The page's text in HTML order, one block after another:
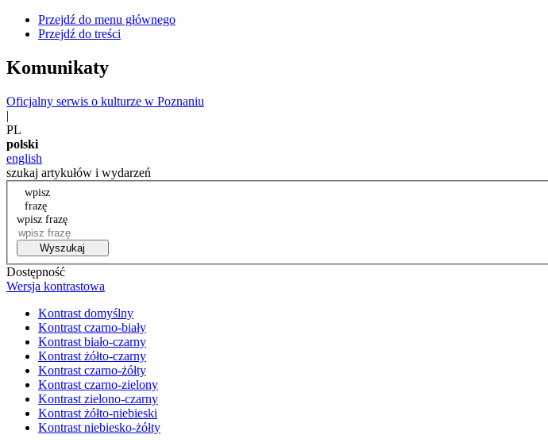
Przejdź do menu głównego
Przejdź do treści
Komunikaty
Oficjalny serwis o kulturze w Poznaniu
|
PL
polski
english
szukaj artykułów i wydarzeń
wpisz
frazę
wpisz frazę
Wyszukaj
Dostępność
Wersja kontrastowa
Kontrast domyślny
Kontrast czarno-biały
Kontrast biało-czarny
Kontrast żółto-czarny
Kontrast czarno-żółty
Kontrast czarno-zielony
Kontrast zielono-czarny
Kontrast żółto-niebieski
Kontrast niebiesko-żółty